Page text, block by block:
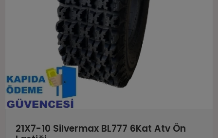
21X7-10 Silvermax BL777 6Kat Atv Ön